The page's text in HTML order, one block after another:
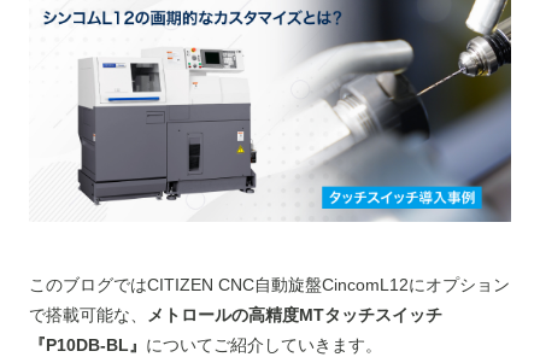
このブログではCITIZEN CNC自動旋盤CincomL12にオプション
で搭載可能な、 メトロールの高精度MTタッチスイッチ
『P10DB-BL』 についてご紹介していきます。